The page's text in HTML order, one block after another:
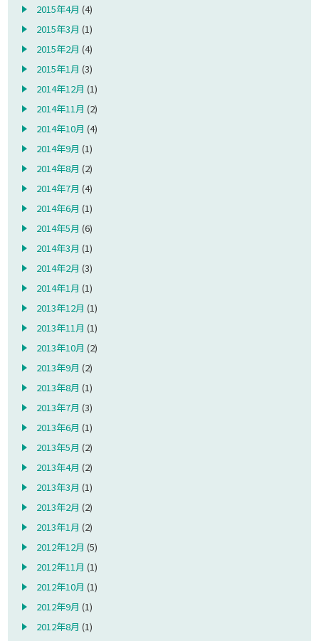
2015年4月 (4)
2015年3月 (1)
2015年2月 (4)
2015年1月 (3)
2014年12月 (1)
2014年11月 (2)
2014年10月 (4)
2014年9月 (1)
2014年8月 (2)
2014年7月 (4)
2014年6月 (1)
2014年5月 (6)
2014年3月 (1)
2014年2月 (3)
2014年1月 (1)
2013年12月 (1)
2013年11月 (1)
2013年10月 (2)
2013年9月 (2)
2013年8月 (1)
2013年7月 (3)
2013年6月 (1)
2013年5月 (2)
2013年4月 (2)
2013年3月 (1)
2013年2月 (2)
2013年1月 (2)
2012年12月 (5)
2012年11月 (1)
2012年10月 (1)
2012年9月 (1)
2012年8月 (1)